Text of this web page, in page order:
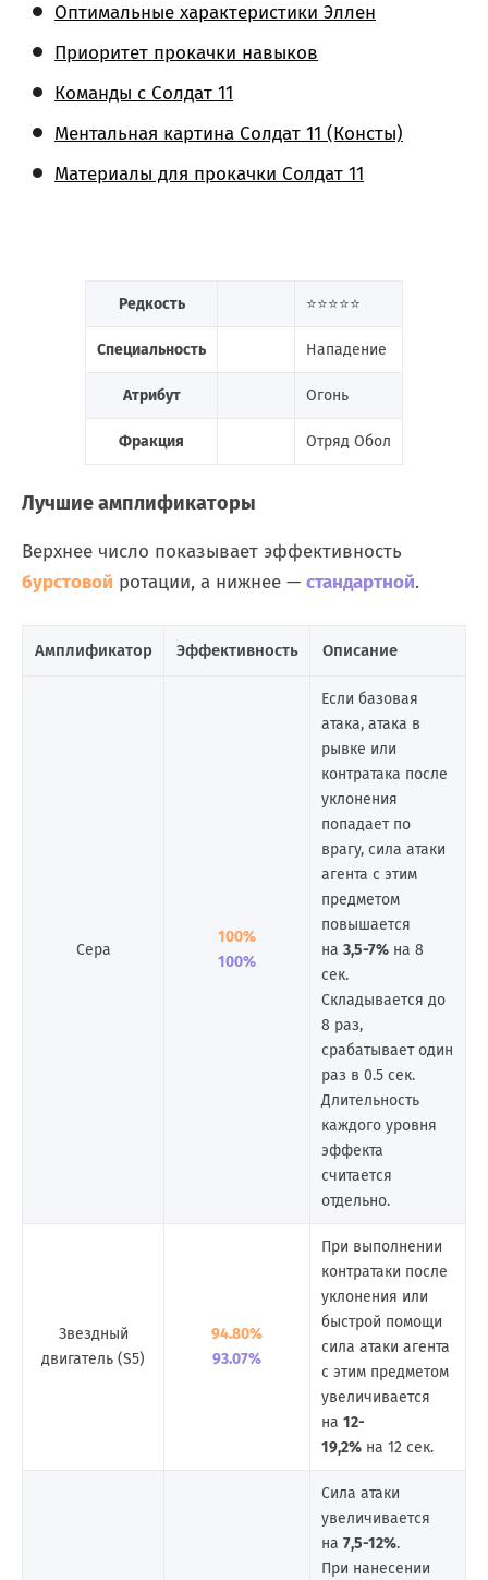
Оптимальные характеристики Эллен
Приоритет прокачки навыков
Команды с Солдат 11
Ментальная картина Солдат 11 (Консты)
Материалы для прокачки Солдат 11
Редкость ⭐⭐⭐⭐⭐
Специальность Нападение
Атрибут Огонь
Фракция Отряд Обол
Лучшие амплификаторы
Верхнее число показывает эффективность
бурстовой ротации, а нижнее — стандартной.
Амплификатор Эффективность Описание
Сера
100%
100%
Если базовая
атака, атака в
рывке или
контратака после
уклонения
попадает по
врагу, сила атаки
агента с этим
предметом
повышается
на 3,5-7%на 8
сек.
Складывается до
8 раз,
срабатывает один
раз в 0.5 сек.
Длительность
каждого уровня
эффекта
считается
отдельно.
Звездный
двигатель (S5)
94.80%
93.07%
При выполнении
контратаки после
уклонения или
быстрой помощи
сила атаки агента
с этим предметом
увеличивается
на 12-
19,2%на 12 сек.
Сила атаки
увеличивается
на 7,5-12%.
При нанесении